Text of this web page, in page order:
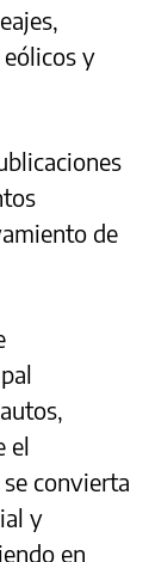
y
de
el
convierta
y
en